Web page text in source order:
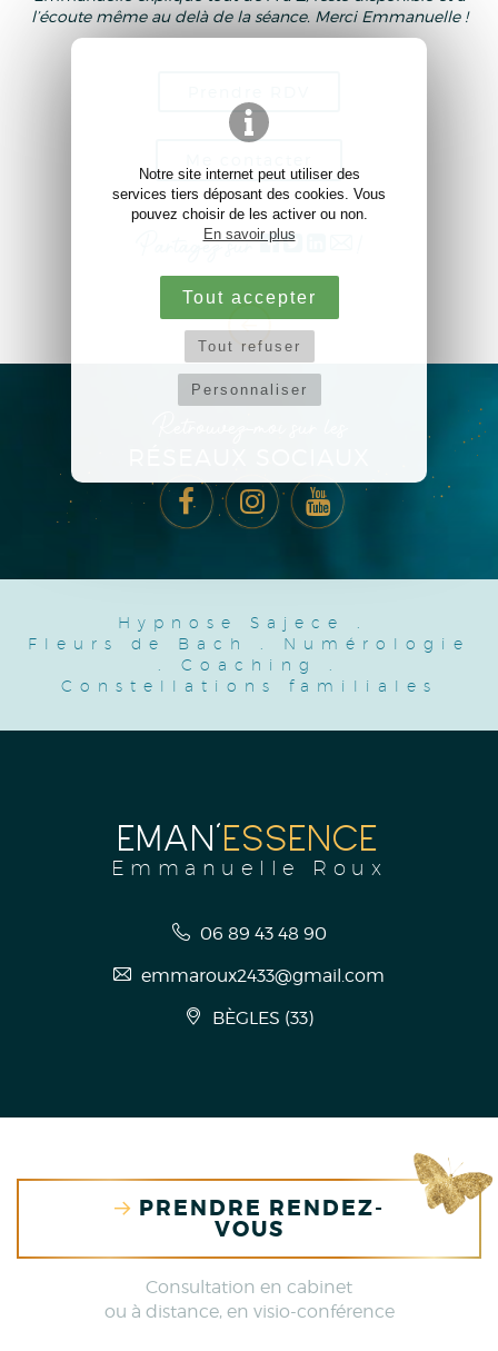
Notre site internet peut utiliser des
services tiers déposant des cookies. Vous
pouvez choisir de les activer ou non.
En savoir plus
Tout accepter
Tout refuser
Personnaliser
l’écoute même au delà de la séance. Merci Emmanuelle !
Hypnose Sajece
Fleurs de Bach
Numérologie
Coaching
Constellations familiales
EMAN'ESSENCE
Emmanuelle Roux
06 89 43 48 90
emmaroux2433@gmail.com
BÈGLES (33)
PRENDRE RENDEZ-
VOUS
Consultation en cabinet
ou à distance, en visio-conférence